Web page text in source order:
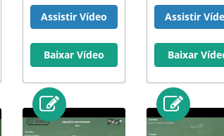
Assistir Vídeo
Baixar Vídeo
Assistir
Baixar